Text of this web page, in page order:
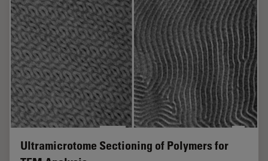
Ultramicrotome Sectioning of Polymers for